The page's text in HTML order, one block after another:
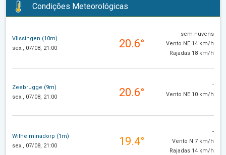
Condições Meteorológicas
Vlissingen (10m)
sex., 07/08, 21:00
20.6°
sem nuvens
Vento NE 14 km/h
Rajadas 18 km/h
Zeebrugge (9m)
sex., 07/08, 21:00
20.6°
-
Vento NE 10 km/h
Wilhelminadorp (1m)
sex., 07/08, 21:00
19.4°
-
Vento N 7 km/h
Rajadas 14 km/h